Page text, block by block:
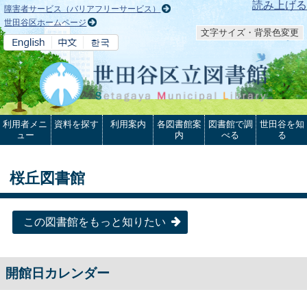
本文へ 読み上げる
障害者サービス（バリアフリーサービス）
世田谷区ホームページ
文字サイズ・背景色変更
利用者メニ
ュー
資料を探す 利用案内
各図書館案
内
図書館で調
べる
世田谷を知
る
桜丘図書館
この図書館をもっと知りたい
開館日カレンダー